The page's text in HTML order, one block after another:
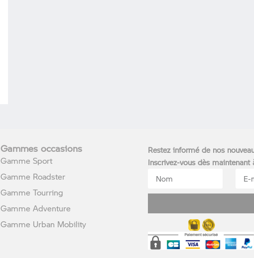
Gammes occasions
Gamme Sport
Gamme Roadster
Gamme Tourring
Gamme Adventure
Gamme Urban Mobility
Restez informé de nos
Inscrivez-vous dès